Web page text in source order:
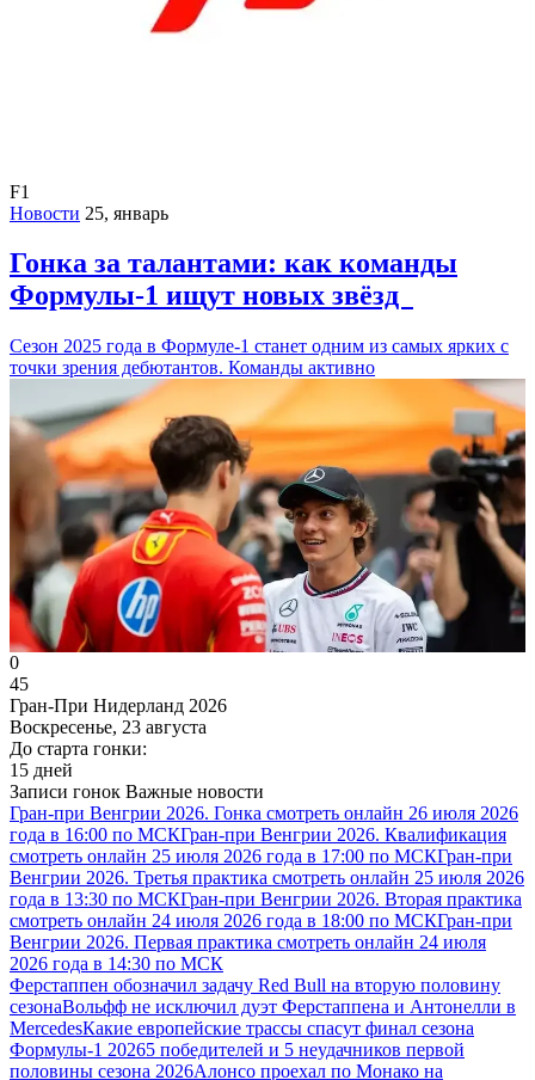
F1
Новости 25, январь
Гонка за талантами: как команды
Формулы-1 ищут новых звёзд
Сезон 2025 года в Формуле-1 станет одним из самых ярких с
точки зрения дебютантов. Команды активно
0
45
Гран-При Нидерланд 2026
Воскресенье, 23 августа
До старта гонки:
15 дней
Записи гонок Важные новости
Гран-при Венгрии 2026. Гонка смотреть онлайн 26 июля 2026
года в 16:00 по МСКГран-при Венгрии 2026. Квалификация
смотреть онлайн 25 июля 2026 года в 17:00 по МСКГран-при
Венгрии 2026. Третья практика смотреть онлайн 25 июля 2026
года в 13:30 по МСКГран-при Венгрии 2026. Вторая практика
смотреть онлайн 24 июля 2026 года в 18:00 по МСКГран-при
Венгрии 2026. Первая практика смотреть онлайн 24 июля
2026 года в 14:30 по МСК
Ферстаппен обозначил задачу Red Bull на вторую половину
сезонаВольфф не исключил дуэт Ферстаппена и Антонелли в
MercedesКакие европейские трассы спасут финал сезона
Формулы-1 20265 победителей и 5 неудачников первой
половины сезона 2026Алонсо проехал по Монако на